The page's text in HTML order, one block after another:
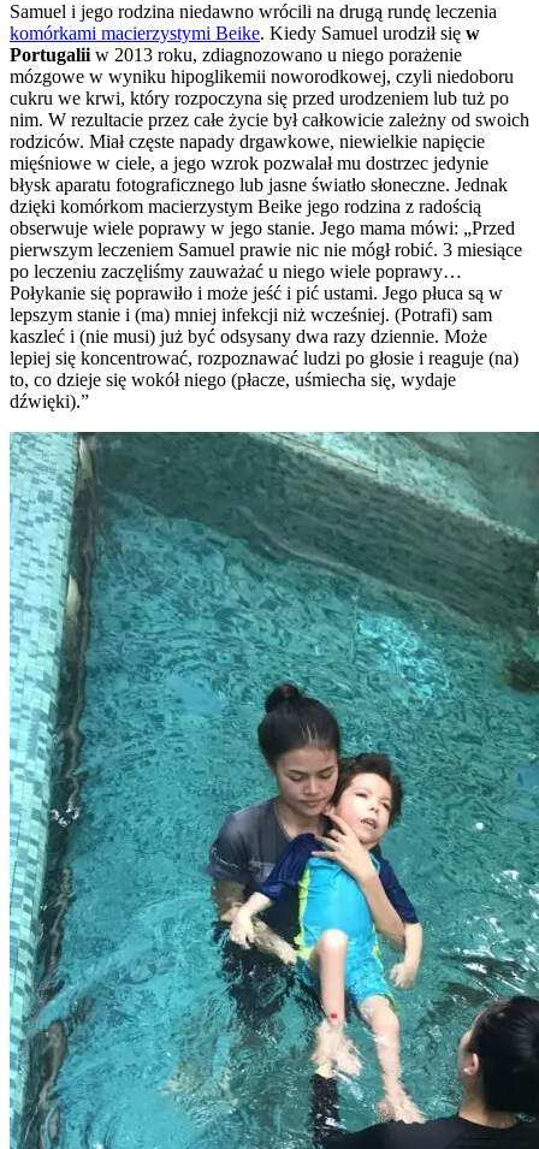
Samuel i jego rodzina niedawno wrócili na drugą rundę leczenia
komórkami macierzystymi Beike. Kiedy Samuel urodził się w
Portugalii w 2013 roku, zdiagnozowano u niego porażenie
mózgowe w wyniku hipoglikemii noworodkowej, czyli niedoboru
cukru we krwi, który rozpoczyna się przed urodzeniem lub tuż po
nim. W rezultacie przez całe życie był całkowicie zależny od swoich
rodziców. Miał częste napady drgawkowe, niewielkie napięcie
mięśniowe w ciele, a jego wzrok pozwalał mu dostrzec jedynie
błysk aparatu fotograficznego lub jasne światło słoneczne. Jednak
dzięki komórkom macierzystym Beike jego rodzina z radością
obserwuje wiele poprawy w jego stanie. Jego mama mówi: „Przed
pierwszym leczeniem Samuel prawie nic nie mógł robić. 3 miesiące
po leczeniu zaczęliśmy zauważać u niego wiele poprawy…
Połykanie się poprawiło i może jeść i pić ustami. Jego płuca są w
lepszym stanie i (ma) mniej infekcji niż wcześniej. (Potrafi) sam
kaszleć i (nie musi) już być odsysany dwa razy dziennie. Może
lepiej się koncentrować, rozpoznawać ludzi po głosie i reaguje (na)
to, co dzieje się wokół niego (płacze, uśmiecha się, wydaje
dźwięki).”